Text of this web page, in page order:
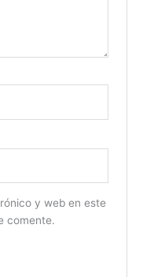
y web en este
comente.